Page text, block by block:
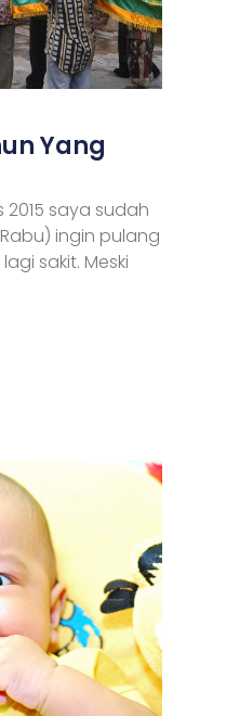
Yang
2015 saya sudah
ingin pulang
sakit. Meski